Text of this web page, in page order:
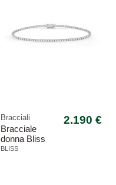
Bracciali
Bracciale
donna Bliss
20104385 oro
BLISS
2.190 €